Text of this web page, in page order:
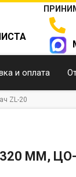
и оплата
ZL-20
ММ,